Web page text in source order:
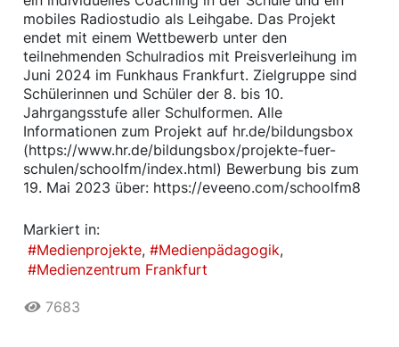
mobiles Radiostudio als Leihgabe. Das Projekt
endet mit einem Wettbewerb unter den
teilnehmenden Schulradios mit Preisverleihung im
Juni 2024 im Funkhaus Frankfurt. Zielgruppe sind
Schülerinnen und Schüler der 8. bis 10.
Jahrgangsstufe aller Schulformen. Alle
Informationen zum Projekt auf hr.de/bildungsbox
(https://www.hr.de/bildungsbox/projekte-fuer-
schulen/schoolfm/index.html) Bewerbung bis zum
19. Mai 2023 über: https://eveeno.com/schoolfm8
Markiert in:
Medienprojekte
Medienpädagogik
Medienzentrum Frankfurt
7683